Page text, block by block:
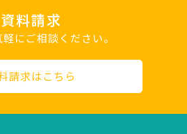
資料請求
にご相談ください。
請求はこちら